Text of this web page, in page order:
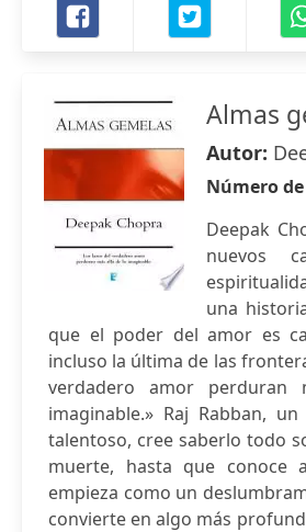
Almas
Autor:
Número
Deepak
nuevos
una
que el poder del amor es
incluso la última de las
verdadero amor
imaginable.» Raj Rabban,
talentoso, cree saberlo todo
muerte, hasta que conoce
empieza como un
convierte en algo más